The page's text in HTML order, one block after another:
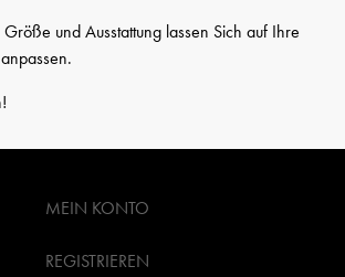
und Ausstattung lassen Sich auf Ihre
MEIN KONTO
REGISTRIEREN